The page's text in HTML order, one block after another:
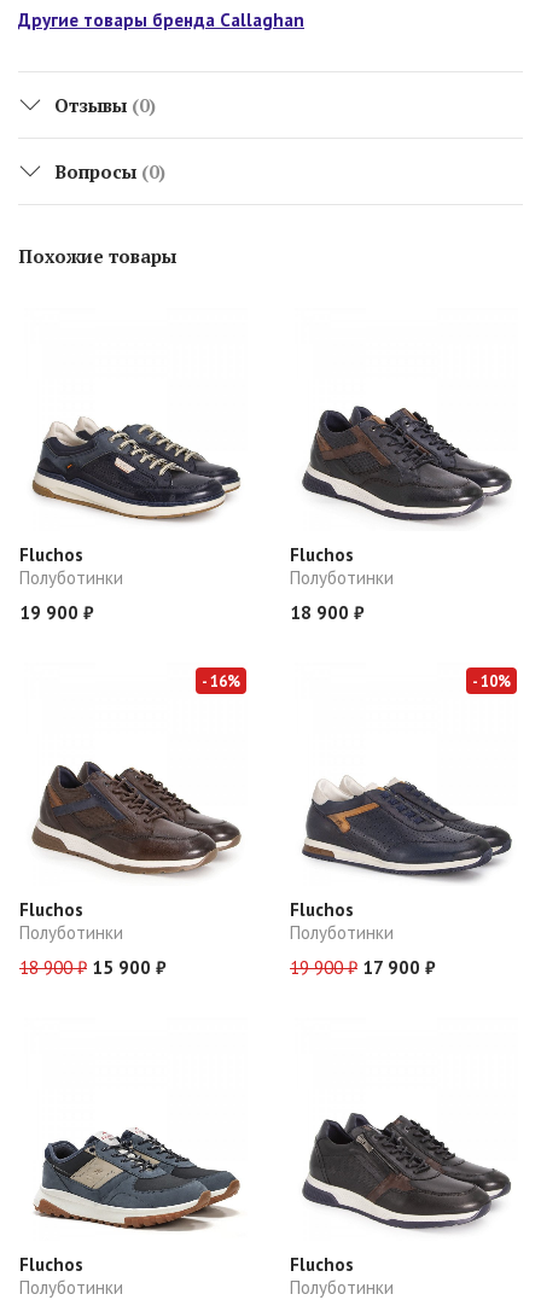
Другие товары бренда Callaghan
Отзывы (0)
Вопросы (0)
Похожие товары
Fluchos
Полуботинки
19 900 ₽
Fluchos
Полуботинки
18 900 ₽
- 16%
Fluchos
Полуботинки
18 900 ₽ 15 900 ₽
- 10%
Fluchos
Полуботинки
19 900 ₽ 17 900 ₽
Fluchos
Полуботинки
Fluchos
Полуботинки